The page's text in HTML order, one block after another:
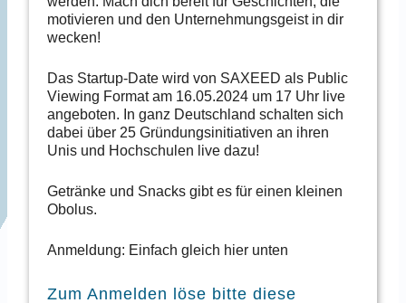
motivieren und den Unternehmungsgeist in dir
wecken!
Das Startup-Date wird von SAXEED als Public
Viewing Format am 16.05.2024 um 17 Uhr live
angeboten. In ganz Deutschland schalten sich
dabei über 25 Gründungsinitiativen an ihren
Unis und Hochschulen live dazu!
Getränke und Snacks gibt es für einen kleinen
Obolus.
Anmeldung: Einfach gleich hier unten
Zum Anmelden löse bitte diese